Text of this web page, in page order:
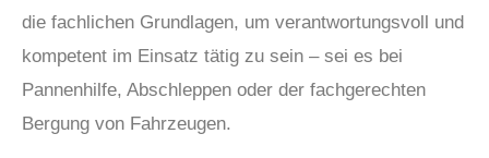
die fachlichen Grundlagen, um verantwortungsvoll und
kompetent im Einsatz tätig zu sein – sei es bei
Pannenhilfe, Abschleppen oder der fachgerechten
Bergung von Fahrzeugen.